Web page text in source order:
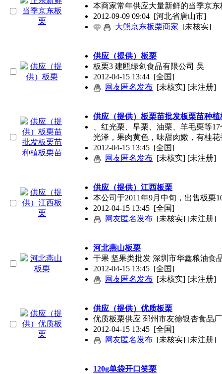
本商家常年供应大量新鲜的当季京
2012-09-09 09:04 [河北省唐山市]
大熊京东板栗商家 [未核实]
供应（提供）板栗
板栗3 建瓯绿剑食品有限公司 吴
2012-04-15 13:44 [全国]
网友匿名发布 [未核实] [未注册]
供应（提供）板栗苗批发板栗苗种植
、红光栗、早栗、油栗、羊毛栗等
光泽，果肉黄色，味甜肉嫩，有桂花
2012-04-15 13:45 [全国]
网友匿名发布 [未核实] [未注册]
供应（提供）江西板栗
本公司于2011年9月中旬，出售板栗
2012-04-15 13:45 [全国]
网友匿名发布 [未核实] [未注册]
河北燕山板栗
干果 坚果类批发 深圳市华鑫粮油食
2012-04-15 13:45 [全国]
网友匿名发布 [未核实] [未注册]
供应（提供）优质板栗
优质板栗供应 邳州市友德银杏食品
2012-04-15 13:45 [全国]
网友匿名发布 [未核实] [未注册]
120g单袋开口笑栗